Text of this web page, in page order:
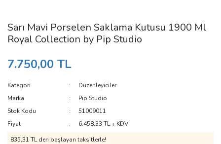
Sarı Mavi Porselen Saklama Kutusu 1900 Ml
Royal Collection by Pip Studio
7.750,00 TL
Kategori
Düzenleyiciler
Marka
Pip Studio
Stok Kodu
51009011
Fiyat
6.458,33 TL + KDV
835,31 TL den başlayan taksitlerle!